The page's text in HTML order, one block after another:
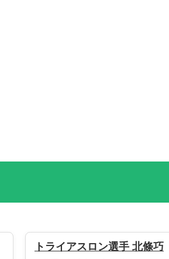
トライアスロン選手 北條巧